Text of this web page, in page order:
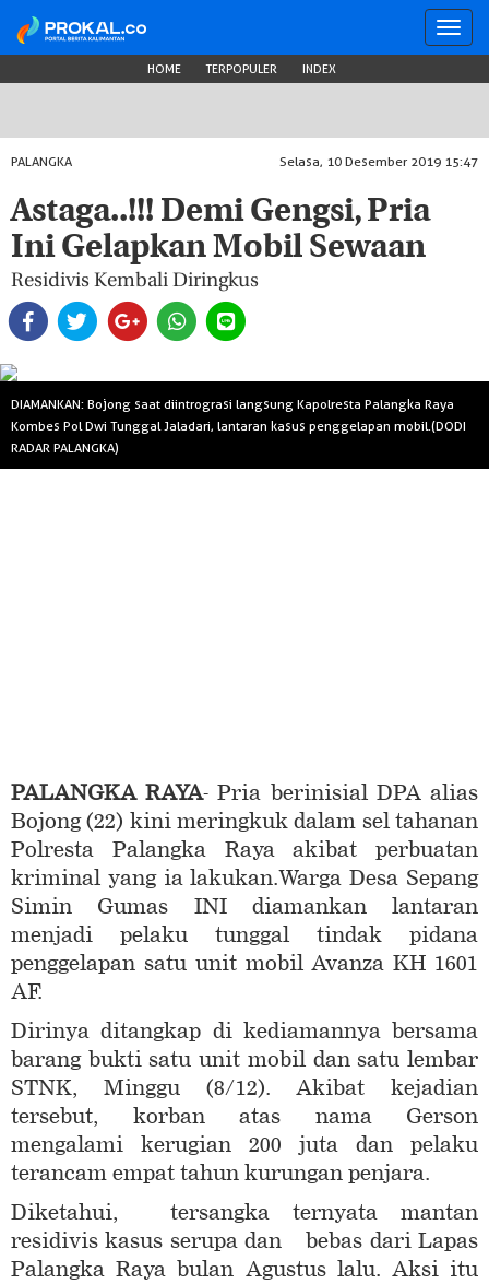
HOME TERPOPULER INDEX
PALANGKA Selasa, 10 Desember 2019 15:47
Astaga..!!! Demi Gengsi, Pria
Ini Gelapkan Mobil Sewaan
Residivis Kembali Diringkus
DIAMANKAN: Bojong saat diintrograsi langsung Kapolresta Palangka Raya
Kombes Pol Dwi Tunggal Jaladari, lantaran kasus penggelapan mobil.(DODI
RADAR PALANGKA)
PALANGKA RAYA- Pria berinisial DPA alias
Bojong (22) kini meringkuk dalam sel tahanan
Polresta Palangka Raya akibat perbuatan
kriminal yang ia lakukan.Warga Desa Sepang
Simin Gumas INI diamankan lantaran
menjadi pelaku tunggal tindak pidana
penggelapan satu unit mobil Avanza KH 1601
AF.
Dirinya ditangkap di kediamannya bersama
barang bukti satu unit mobil dan satu lembar
STNK, Minggu (8/12). Akibat kejadian
tersebut, korban atas nama Gerson
mengalami kerugian 200 juta dan pelaku
terancam empat tahun kurungan penjara.
Diketahui, tersangka ternyata mantan
residivis kasus serupa dan bebas dari Lapas
Palangka Raya bulan Agustus lalu. Aksi itu